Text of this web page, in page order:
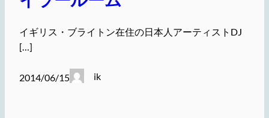
イギリス・ブライトン在住の日本人アーティストDJ
[…]
2014/06/15 ik